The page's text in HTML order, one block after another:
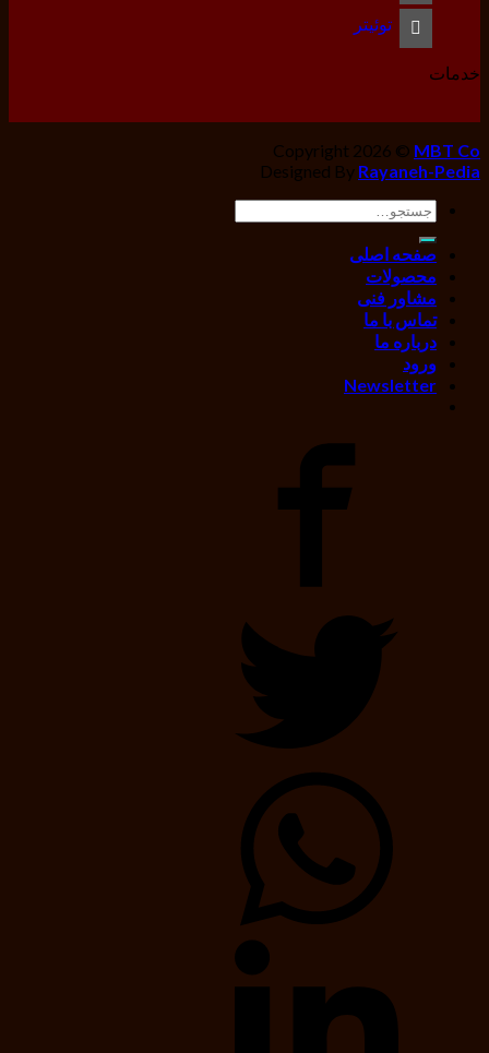
توئیتر
خدمات
Copyright 2026 © MBT Co
Designed By Rayaneh-Pedia
جستجو
صفحه اصلی
محصولات
مشاور فنی
تماس با ما
درباره ما
ورود
Newsletter